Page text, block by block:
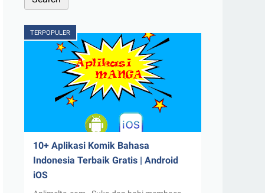
TERPOPULER
10+ Aplikasi Komik Bahasa
Indonesia Terbaik Gratis | Android
iOS